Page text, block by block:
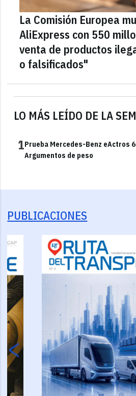
LO MÁS LEÍDO DE LA
1Prueba Mercedes-Benz eActros
Argumentos de peso
La Comisión Europea
AliExpress con 550
venta de productos
o falsificados"
PUBLICACIONES